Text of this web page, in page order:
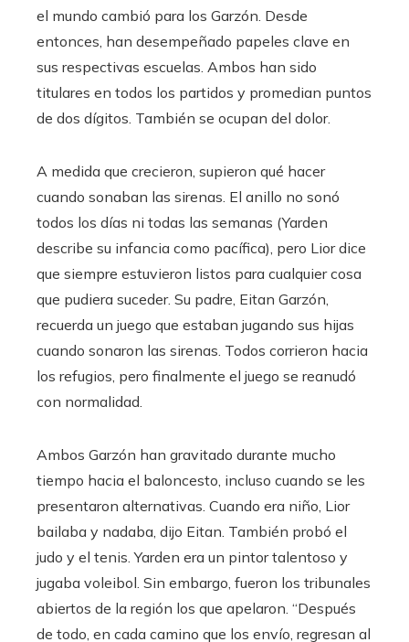
el mundo cambió para los Garzón. Desde
entonces, han desempeñado papeles clave en
sus respectivas escuelas. Ambos han sido
titulares en todos los partidos y promedian puntos
de dos dígitos. También se ocupan del dolor.
A medida que crecieron, supieron qué hacer
cuando sonaban las sirenas. El anillo no sonó
todos los días ni todas las semanas (Yarden
describe su infancia como pacífica), pero Lior dice
que siempre estuvieron listos para cualquier cosa
que pudiera suceder. Su padre, Eitan Garzón,
recuerda un juego que estaban jugando sus hijas
cuando sonaron las sirenas. Todos corrieron hacia
los refugios, pero finalmente el juego se reanudó
con normalidad.
Ambos Garzón han gravitado durante mucho
tiempo hacia el baloncesto, incluso cuando se les
presentaron alternativas. Cuando era niño, Lior
bailaba y nadaba, dijo Eitan. También probó el
judo y el tenis. Yarden era un pintor talentoso y
jugaba voleibol. Sin embargo, fueron los tribunales
abiertos de la región los que apelaron. “Después
de todo, en cada camino que los envío, regresan al